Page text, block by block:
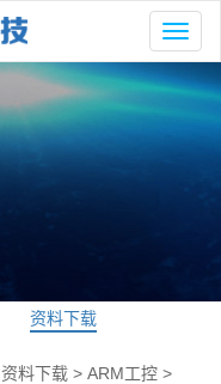
资料下载
资料下载 > ARM工控 >